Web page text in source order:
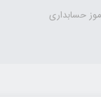
حسابداری